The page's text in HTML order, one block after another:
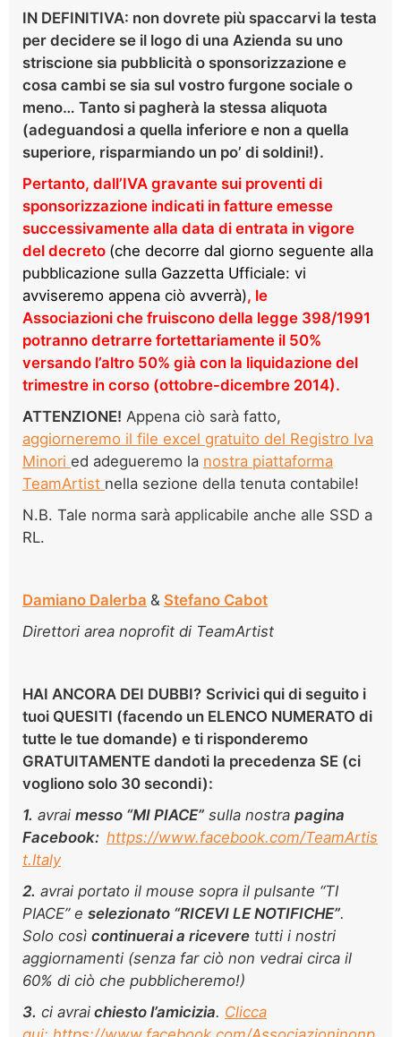
IN DEFINITIVA: non dovrete più spaccarvi la testa
per decidere se il logo di una Azienda su uno
striscione sia pubblicità o sponsorizzazione e
cosa cambi se sia sul vostro furgone sociale o
meno… Tanto si pagherà la stessa aliquota
(adeguandosi a quella inferiore e non a quella
superiore, risparmiando un po’ di soldini!).
Pertanto, dall’IVA gravante sui proventi di
sponsorizzazione indicati in fatture emesse
successivamente alla data di entrata in vigore
del decreto (che decorre dal giorno seguente alla
pubblicazione sulla Gazzetta Ufficiale: vi
avviseremo appena ciò avverrà), le
Associazioni che fruiscono della legge 398/1991
potranno detrarre fortettariamente il 50%
versando l’altro 50% già con la liquidazione del
trimestre in corso (ottobre-dicembre 2014).
ATTENZIONE! Appena ciò sarà fatto,
aggiorneremo il file excel gratuito del Registro Iva
Minori ed adegueremo la nostra piattaforma
TeamArtist nella sezione della tenuta contabile!
N.B. Tale norma sarà applicabile anche alle SSD a
RL.
Damiano Dalerba & Stefano Cabot
Direttori area noprofit di TeamArtist
HAI ANCORA DEI DUBBI? Scrivici qui di seguito i
tuoi QUESITI (facendo un ELENCO NUMERATO di
tutte le tue domande) e ti risponderemo
GRATUITAMENTE dandoti la precedenza SE (ci
vogliono solo 30 secondi):
1. avrai messo “MI PIACE” sulla nostra pagina
Facebook: https://www.facebook.com/TeamArtis
t.Italy
2. avrai portato il mouse sopra il pulsante “TI
PIACE” e selezionato “RICEVI LE NOTIFICHE”.
Solo così continuerai a ricevere tutti i nostri
aggiornamenti (senza far ciò non vedrai circa il
60% di ciò che pubblicheremo!)
3. ci avrai chiesto l’amicizia. Clicca